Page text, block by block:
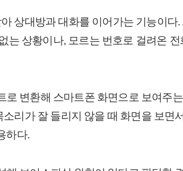
상대방과 대화를 이어가는 기능이다
는 상황이나, 모르는 번호로 걸려온
로 변환해 스마트폰 화면으로 보여주
리가 잘 들리지 않을 때 화면을 보면
하다.